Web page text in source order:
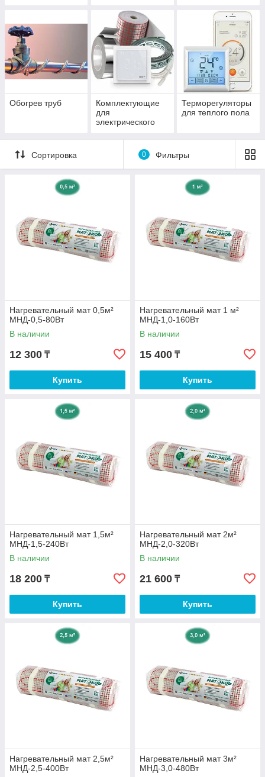
Обогрев труб
Комплектующие
для
электрического
Терморегуляторы
для теплого пола
Сортировка 0 Фильтры
Нагревательный мат 0,5м²
МНД-0,5-80Вт
В наличии
12 300 ₸
Купить
Нагревательный мат 1 м²
МНД-1,0-160Вт
В наличии
15 400 ₸
Купить
Нагревательный мат 1,5м²
МНД-1,5-240Вт
В наличии
18 200 ₸
Купить
Нагревательный мат 2м²
МНД-2,0-320Вт
В наличии
21 600 ₸
Купить
Нагревательный мат 2,5м²
МНД-2,5-400Вт
Нагревательный мат 3м²
МНД-3,0-480Вт